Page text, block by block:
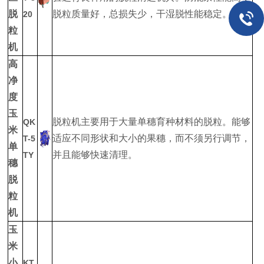
脱
粒
机
20
脱粒质量好，总损失少，干湿脱性能稳定。
高
净
度
玉
米
单
穗
脱
粒
机
QK
T-5
TY
脱粒机主要用于大量单穗育种材料的脱粒。能够
适应不同形状和大小的果穗，而不须另行调节，
并且能够快速清理。
玉
米